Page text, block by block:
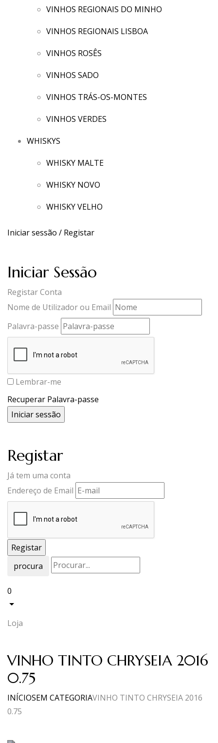
VINHOS REGIONAIS DO MINHO
VINHOS REGIONAIS LISBOA
VINHOS ROSÊS
VINHOS SADO
VINHOS TRÁS-OS-MONTES
VINHOS VERDES
WHISKYS
WHISKY MALTE
WHISKY NOVO
WHISKY VELHO
Iniciar sessão / Registar
Iniciar Sessão
Registar Conta
Nome de Utilizador ou Email
Palavra-passe
Lembrar-me
Recuperar Palavra-passe
Registar
Já tem uma conta
Endereço de Email
procura
0
Loja
VINHO TINTO CHRYSEIA 2016
0.75
INÍCIOSEM CATEGORIAVINHO TINTO CHRYSEIA 2016
0.75